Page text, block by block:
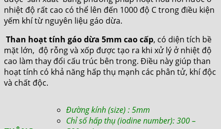
nhiệt độ rất cao có thể lên đến 1000 độ C trong điều kiện
yếm khí từ nguyên liệu gáo dừa.
Than hoạt tính gáo dừa 5mm cao cấp, có diện tích bề
mặt lớn, độ rỗng và xốp được tạo ra khi xử lý ở nhiệt độ
cao làm thay đổi cấu trúc bên trong. Điều này giúp than
hoạt tính có khả năng hấp thụ mạnh các phân tử, khí độc
và chất độc.
Đường kính (size) : 5mm
Chỉ số hấp thụ (iodine number): 300 –